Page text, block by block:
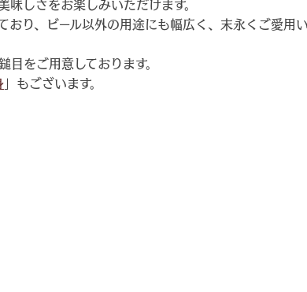
味しさをお楽しみいただけます。
り、ビール以外の用途にも幅広く、末永くご愛用い
をご用意しております。
」もございます。